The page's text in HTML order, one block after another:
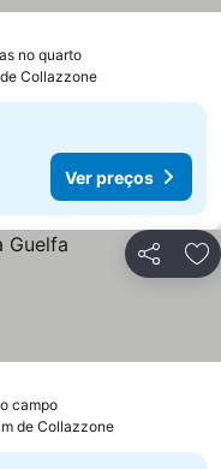
no quarto
Collazzone
Ver preços
Partilhar
campo
de Collazzone